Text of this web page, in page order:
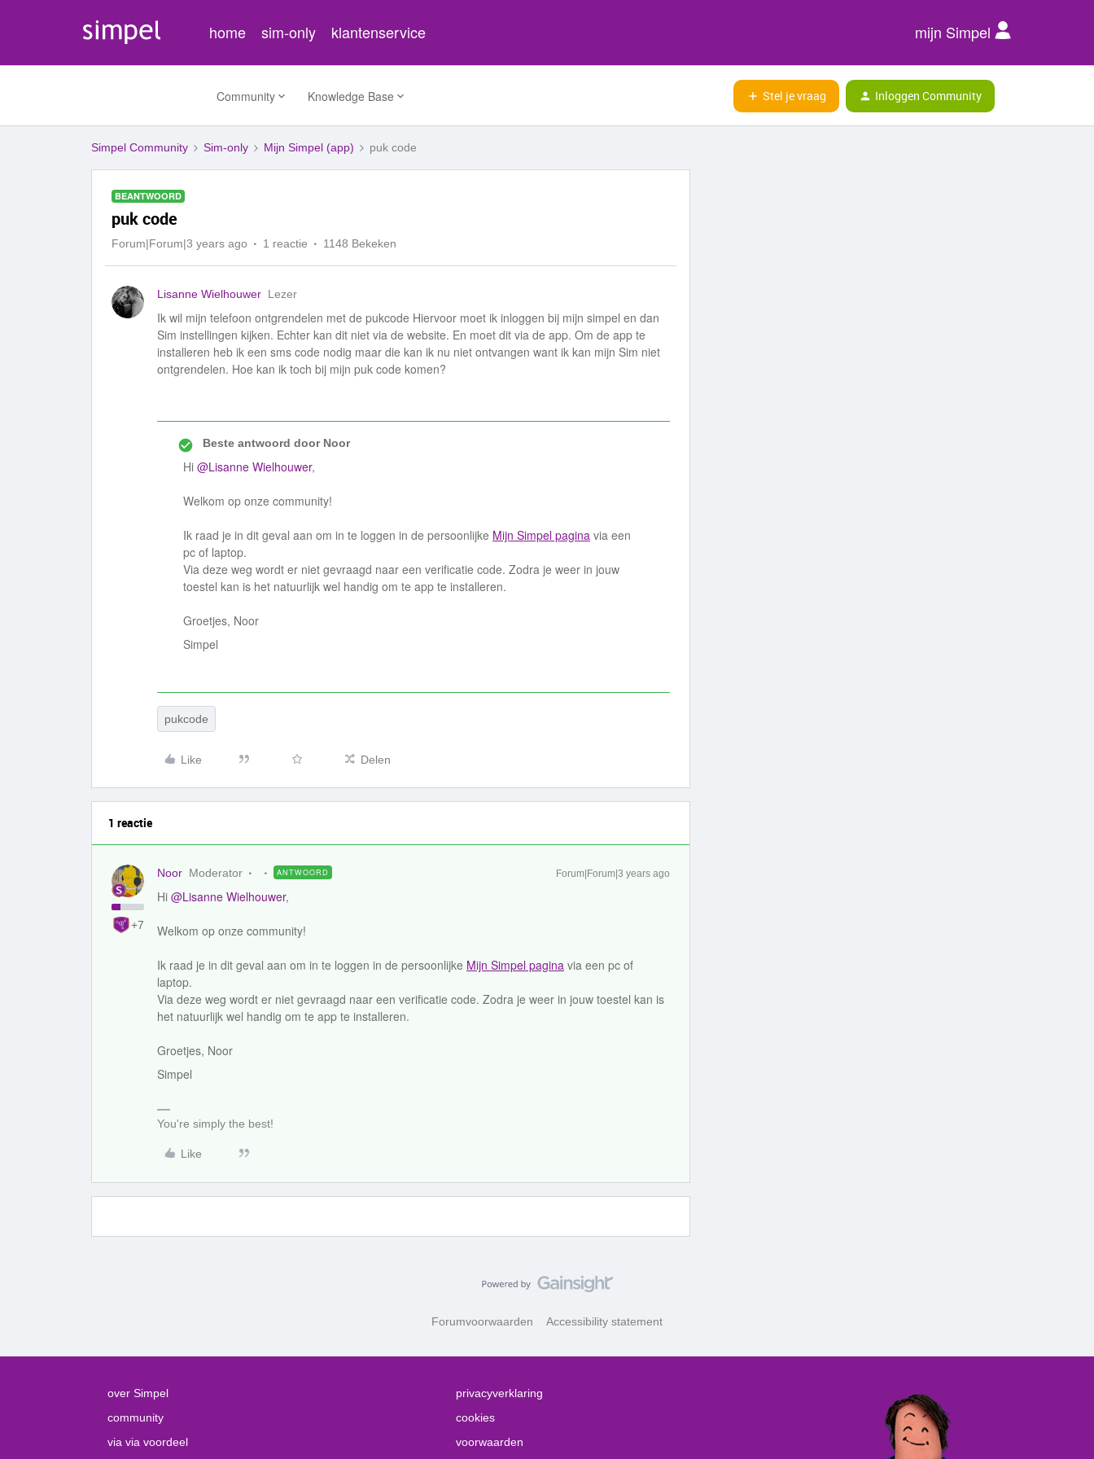
home sim-only klantenservice mijn Simpel
Community Knowledge Base Stel je vraag Inloggen Community
Simpel Community Sim-only Mijn Simpel (app) puk code
BEANTWOORD
puk code
Forum|Forum|3 years ago 1 reactie 1148 Bekeken
Lisanne Wielhouwer Lezer
Ik wil mijn telefoon ontgrendelen met de pukcode Hiervoor moet ik inloggen bij mijn simpel en dan
Sim instellingen kijken. Echter kan dit niet via de website. En moet dit via de app. Om de app te
installeren heb ik een sms code nodig maar die kan ik nu niet ontvangen want ik kan mijn Sim niet
ontgrendelen. Hoe kan ik toch bij mijn puk code komen?
Beste antwoord doorNoor
Hi @Lisanne Wielhouwer,
Welkom op onze community!
Ik raad je in dit geval aan om in te loggen in de persoonlijke Mijn Simpel pagina via een
pc of laptop.
Via deze weg wordt er niet gevraagd naar een verificatie code. Zodra je weer in jouw
toestel kan is het natuurlijk wel handig om te app te installeren.
Groetjes, Noor
Simpel
pukcode
Like Delen
1 reactie
+7
Noor Moderator ANTWOORD Forum|Forum|3 years ago
Hi @Lisanne Wielhouwer,
Welkom op onze community!
Ik raad je in dit geval aan om in te loggen in de persoonlijke Mijn Simpel pagina via een pc of
laptop.
Via deze weg wordt er niet gevraagd naar een verificatie code. Zodra je weer in jouw toestel kan is
het natuurlijk wel handig om te app te installeren.
Groetjes, Noor
Simpel
You're simply the best!
Like
Forumvoorwaarden Accessibility statement
over Simpel
community
via via voordeel
privacyverklaring
cookies
voorwaarden